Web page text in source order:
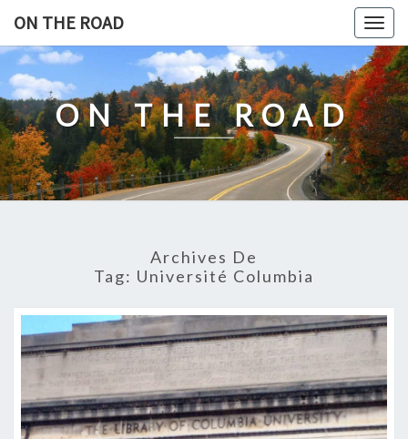
content
ON THE ROAD
ON THE ROAD
Archives De
Tag: Université Columbia